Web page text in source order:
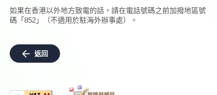
如果在香港以外地方致電的話，請在電話號碼之前加撥地區號
碼「852」（不適用於駐海外辦事處）。
返回